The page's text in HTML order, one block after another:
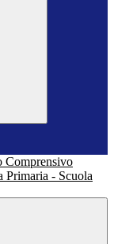
Comprensivo
Primaria - Scuola